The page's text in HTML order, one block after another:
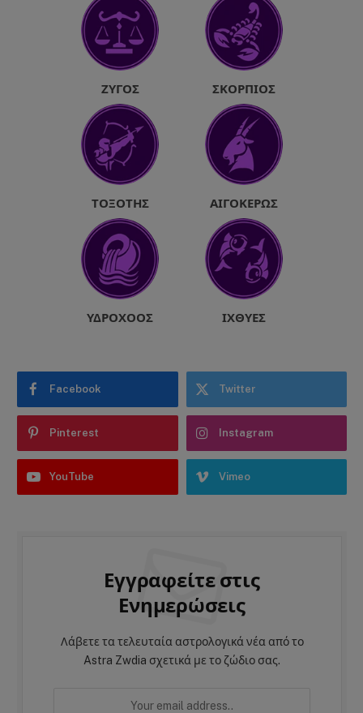
ΖΥΓΌΣ ΣΚΟΡΠΙΌΣ
ΤΟΞΌΤΗΣ ΑΙΓΌΚΕΡΩΣ
ΥΔΡΟΧΌΟΣ ΙΧΘΎΕΣ
Facebook Twitter
Pinterest Instagram
YouTube Vimeo
Εγγραφείτε στις
Ενημερώσεις
Λάβετε τα τελευταία αστρολογικά νέα από το
Astra Zwdia σχετικά με το ζώδιο σας.